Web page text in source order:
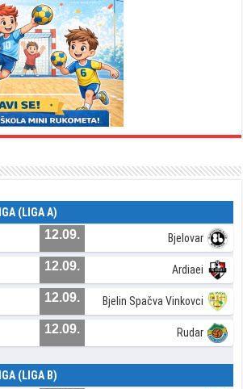
(LIGA A)
12.09. Bjelovar
12.09. Ardiaei
12.09. Bjelin Spačva Vinkovci
12.09. Rudar
(LIGA B)